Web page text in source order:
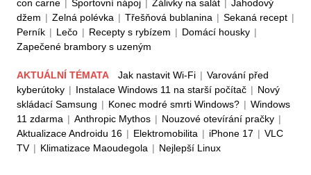
con carne | Sportovní nápoj | Zálivky na salát | Jahodový
džem | Zelná polévka | Třešňová bublanina | Sekaná recept |
Perník | Lečo | Recepty s rybízem | Domácí housky |
Zapečené brambory s uzeným
AKTUÁLNÍ TÉMATA Jak nastavit Wi-Fi | Varování před
kyberútoky | Instalace Windows 11 na starší počítač | Nový
skládací Samsung | Konec modré smrti Windows? | Windows
11 zdarma | Anthropic Mythos | Nouzové otevírání pračky |
Aktualizace Androidu 16 | Elektromobilita | iPhone 17 | VLC
TV | Klimatizace Maoudegola | Nejlepší Linux